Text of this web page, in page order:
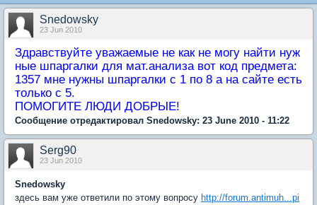
Snedowsky
23 Jun 2010
Здравствуйте уважаемые не как не могу найти нуж
ные шпаргалки для мат.анализа вот код предмета:
1357 мне нужны шпаргалки с 1 по 8 а на сайте есть
только с 5.
ПОМОГИТЕ ЛЮДИ ДОБРЫЕ!
Сообщение отредактировал Snedowsky: 23 June 2010 - 11:22
Serg90
23 Jun 2010
Snedowsky
здесь вам уже ответили по этому вопросу http://forum.antimuh...pi